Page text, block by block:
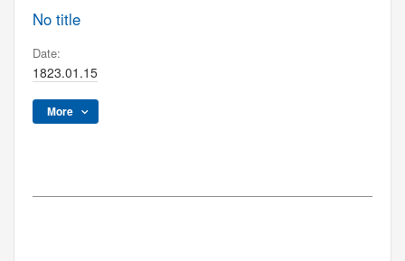
No title
Date:
1823.01.15
More